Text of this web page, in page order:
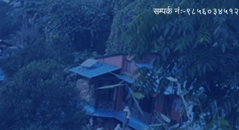
सम्पर्क नंः-९८५६०३४५१२